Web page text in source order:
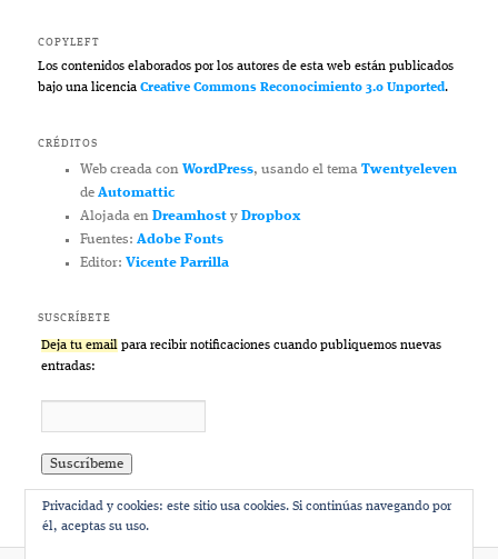
COPYLEFT
Los contenidos elaborados por los autores de esta web están publicados
bajo una licenciaCreative Commons Reconocimiento 3.0 Unported.
CRÉDITOS
Web creada con WordPress, usando el tema Twentyeleven
de Automattic
Alojada en Dreamhosty Dropbox
Fuentes: Adobe Fonts
Editor: Vicente Parrilla
SUSCRÍBETE
Deja tu email para recibir notificaciones cuando publiquemos nuevas
entradas:
Privacidad y cookies: este sitio usa cookies. Si continúas navegando por
él, aceptas su uso.